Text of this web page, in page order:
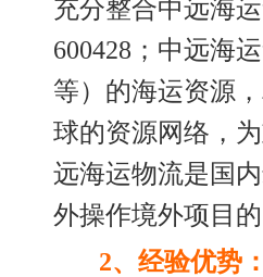
充分整合中远海运
600428；中远海运
等）的海运资源
球的资源网络，
远海运物流是国
外操作境外项目
2、经验优势